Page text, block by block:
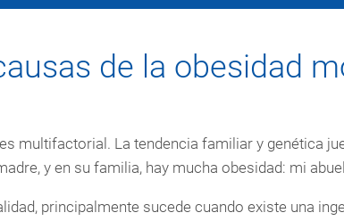
de la obesidad
multifactorial. La tendencia familiar y genética
y en su familia, hay mucha obesidad: mi
principalmente sucede cuando existe una